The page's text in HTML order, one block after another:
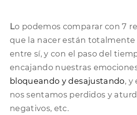
Lo podemos comparar con 7
que la nacer están totalmente
entre sí, y con el paso del
encajando nuestras
bloqueando y desajustando, y
nos sentamos perdidos y
negativos, etc.